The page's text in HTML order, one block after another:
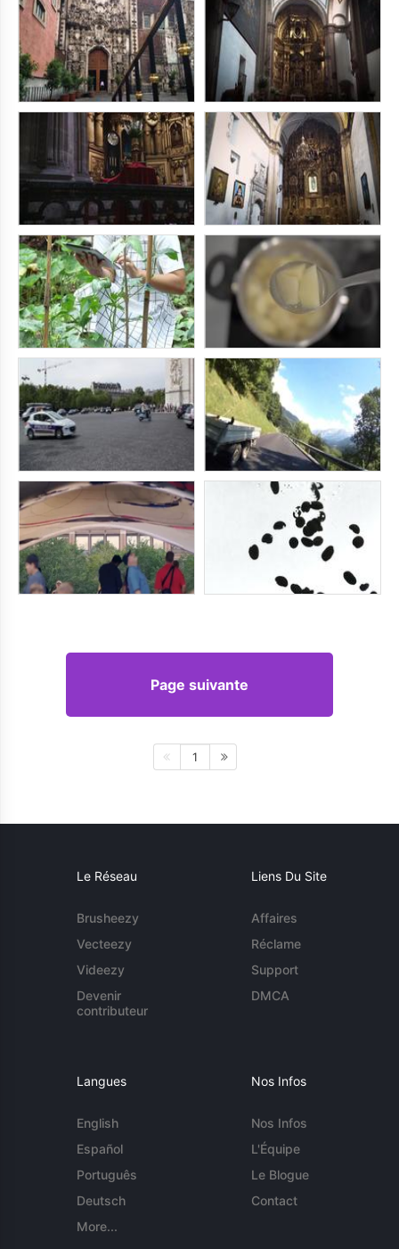
Page suivante
1
Le Réseau
Brusheezy
Vecteezy
Videezy
Devenir
contributeur
Liens Du Site
Affaires
Réclame
Support
DMCA
Langues
English
Español
Português
Deutsch
More...
Nos Infos
Nos Infos
L'Équipe
Le Blogue
Contact